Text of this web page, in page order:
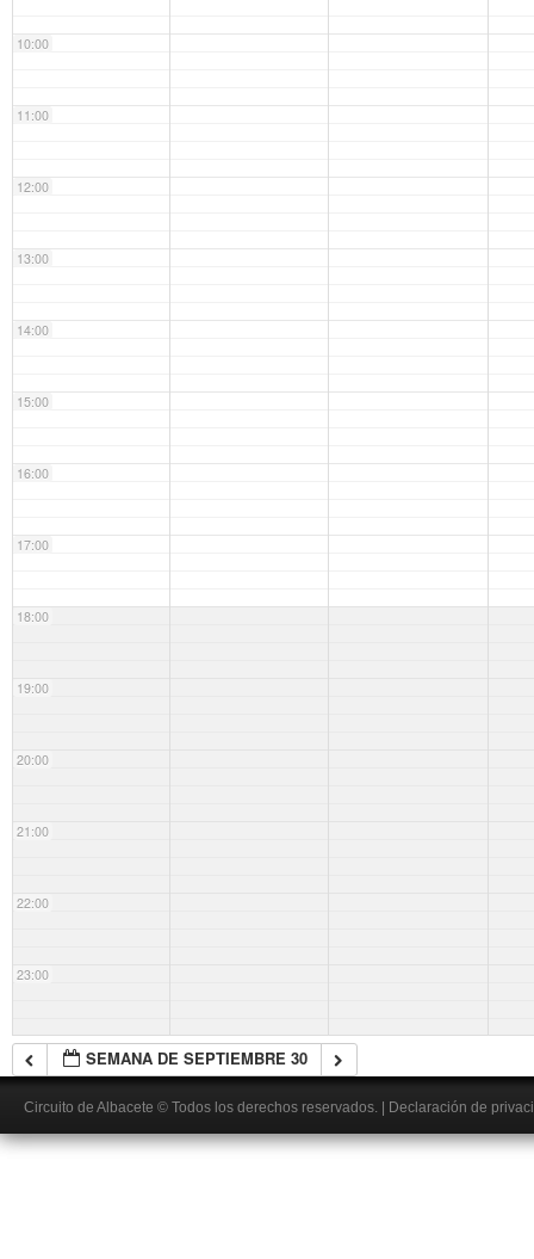
10:00
11:00
12:00
13:00
14:00
15:00
16:00
17:00
18:00
19:00
20:00
21:00
22:00
23:00
SEMANA DE SEPTIEMBRE 30
Circuito de Albacete © Todos los derechos reservados. Declaración de